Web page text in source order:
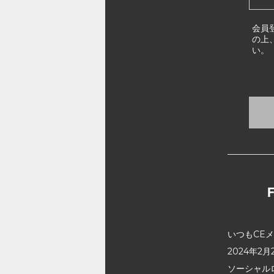
会員
の上
い。
いつもCE
2024年2月
ソーシャ